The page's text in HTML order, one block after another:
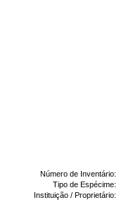
Número de Inventário:
Tipo de Espécime:
Instituição / Proprietário: